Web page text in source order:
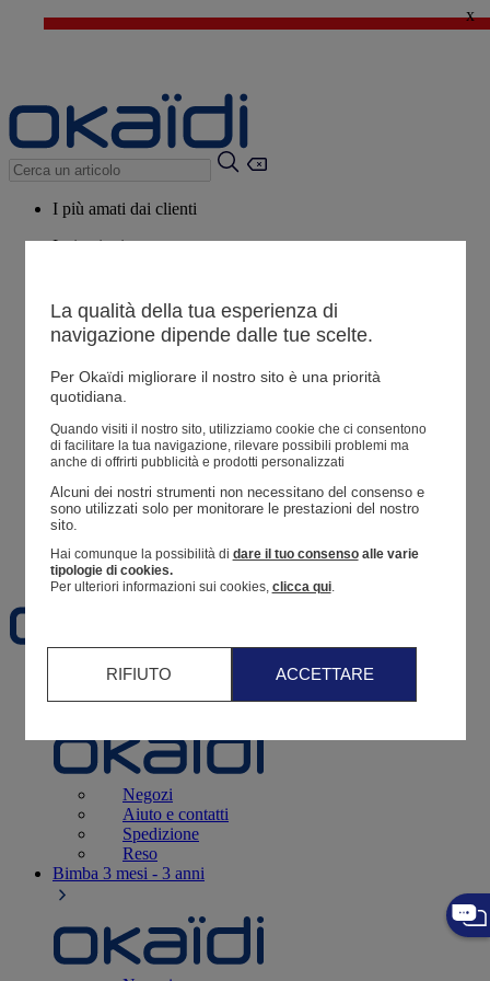
🔥SALDI : Ancora più prodotti fino al -60%*>
x
I più amati dai clienti
Ispirazioni
Potrebbero piacerti anche
Tutti i prodotti
Resoconto di un ordine
Preferiti
3 - 12 mesi
Negozi
Aiuto e contatti
Spedizione
Reso
Bimba 3 mesi - 3 anni
La qualità della tua esperienza di
navigazione dipende dalle tue scelte.
Per Okaïdi migliorare il nostro sito è una priorità
quotidiana.
Quando visiti il ​​nostro sito, utilizziamo cookie che ci consentono
di facilitare la tua navigazione, rilevare possibili problemi ma
anche di offrirti pubblicità e prodotti personalizzati
Alcuni dei nostri strumenti non necessitano del consenso e
sono utilizzati solo per monitorare le prestazioni del nostro
sito.
Hai comunque la possibilità di dare il tuo consensoalle varie
tipologie di cookies.
Per ulteriori informazioni sui cookies, clicca qui.
RIFIUTO ACCETTARE